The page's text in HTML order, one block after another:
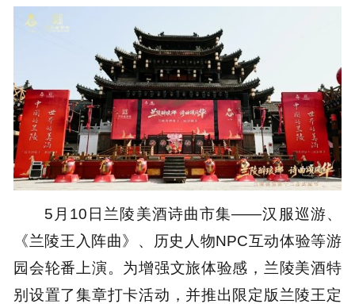
5月10日兰陵美酒诗曲市集——汉服巡游、
《兰陵王入阵曲》、历史人物NPC互动体验等游
园会轮番上演。为增强文旅体验感，兰陵美酒特
别设置了集章打卡活动，并推出限定版兰陵王定